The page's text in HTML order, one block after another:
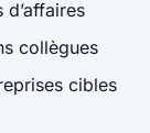
collègues
cibles